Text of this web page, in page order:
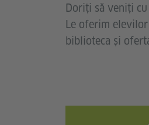
Doriți să veniți
Le oferim
biblioteca și